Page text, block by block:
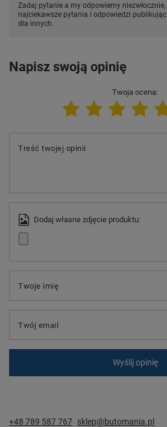
Zadaj pytanie a my odpowiemy niezwłocznie,
najciekawsze pytania i odpowiedzi publikując
dla innych.
Napisz swoją opinię
Twoja ocena:
Treść twojej opinii
Dodaj własne zdjęcie produktu:
Twoje imię
Twój email
Wyślij opinię
+48 789 587 767 sklep@butomania.pl